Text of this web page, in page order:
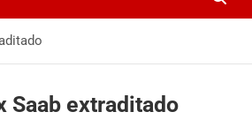
Saab extraditado